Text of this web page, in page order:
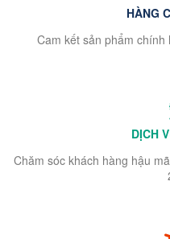
HÀNG
Cam kết sản phẩm
DỊCH
Chăm sóc khách hàng hậu